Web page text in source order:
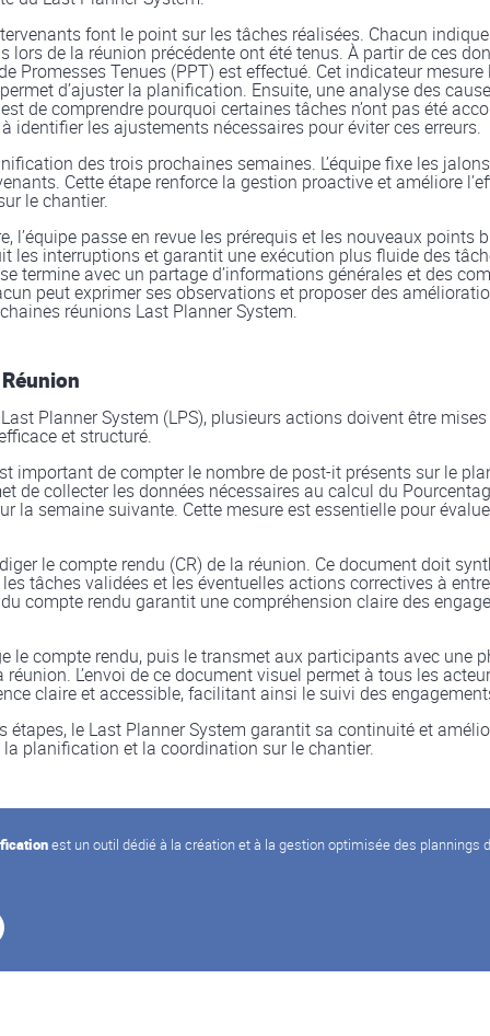
font le point sur les tâches réalisées. Chacun
lors de la réunion précédente ont été tenus. À partir de ces
Promesses Tenues (PPT) est effectué. Cet indicateur
d’ajuster la planification. Ensuite, une analyse des
est de comprendre pourquoi certaines tâches n’ont pas été
identifier les ajustements nécessaires pour éviter ces erreurs.
des trois prochaines semaines. L’équipe fixe les
Cette étape renforce la gestion proactive et améliore
le chantier.
l’équipe passe en revue les prérequis et les nouveaux points
les interruptions et garantit une exécution plus fluide des
termine avec un partage d’informations générales et des
peut exprimer ses observations et proposer des
réunions Last Planner System.
Planner System (LPS), plusieurs actions doivent être
et structuré.
important de compter le nombre de post-it présents sur le
de collecter les données nécessaires au calcul du
la semaine suivante. Cette mesure est essentielle pour
le compte rendu (CR) de la réunion. Ce document doit
tâches validées et les éventuelles actions correctives à
compte rendu garantit une compréhension claire des
le compte rendu, puis le transmet aux participants avec une
L’envoi de ce document visuel permet à tous les
claire et accessible, facilitant ainsi le suivi des
étapes, le Last Planner System garantit sa continuité et
planification et la coordination sur le chantier.
est un outil dédié à la création et à la gestion optimisée des plannings